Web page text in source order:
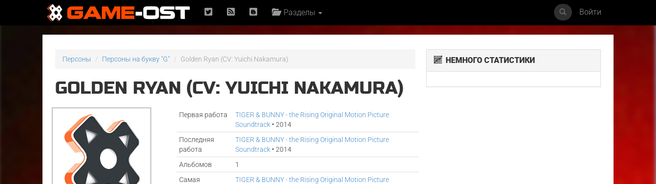
Разделы Войти
Персоны Персоны на букву "G" Golden Ryan (CV: Yuichi Nakamura)
GOLDEN RYAN (CV: YUICHI NAKAMURA)
Первая работа
TIGER & BUNNY - the Rising Original Motion Picture
Soundtrack• 2014
Последняя
работа
TIGER & BUNNY - the Rising Original Motion Picture
Soundtrack• 2014
Альбомов
1
Самая
TIGER & BUNNY - the Rising Original Motion Picture
НЕМНОГО СТАТИСТИКИ